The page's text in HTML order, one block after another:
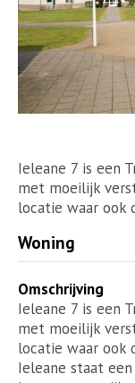
Ieleane 7 is een
met moeilijk
locatie waar ook
Woning
Omschrijving
Ieleane 7 is een
met moeilijk
locatie waar ook
Ieleane staat